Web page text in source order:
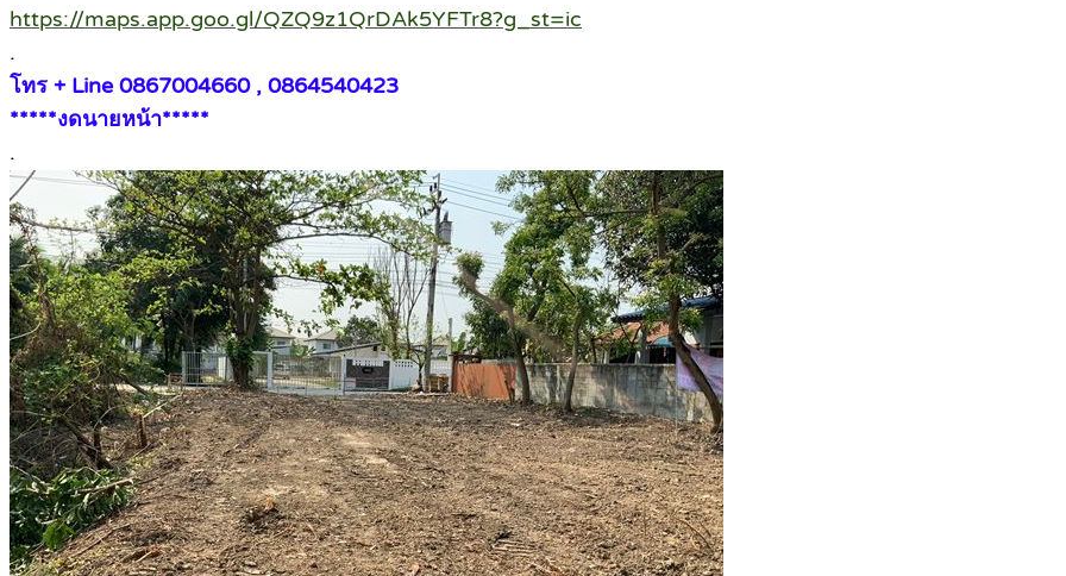
https://maps.app.goo.gl/QZQ9z1QrDAk5YFTr8?g_st=ic
.
โทร + Line 0867004660 , 0864540423
*****งดนายหน้า*****
.